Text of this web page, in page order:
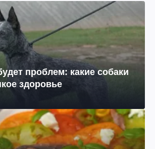
проблем: какие собаки
здоровье